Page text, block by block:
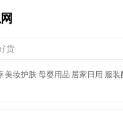
美妆护肤母婴用品 居家日用 服装